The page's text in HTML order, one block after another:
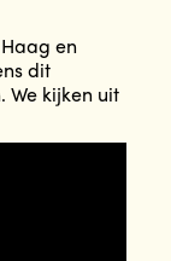
en
dit
We kijken uit